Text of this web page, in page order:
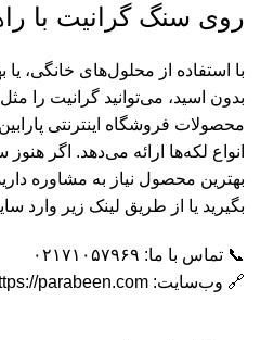
روی سنگ گرانیت با
با استفاده از محلول‌های خانگی،
بدون اسید، می‌توانید گرانیت را
محصولات فروشگاه اینترنتی
انواع لکه‌ها ارائه می‌دهد. اگر هنوز
بهترین محصول نیاز به مشاوره
بگیرید یا از طریق لینک زیر وارد
📞 تماس با ما: ۰۲۱۷۱۰۵۷۹۶۹
🔗 وب‌سایت: